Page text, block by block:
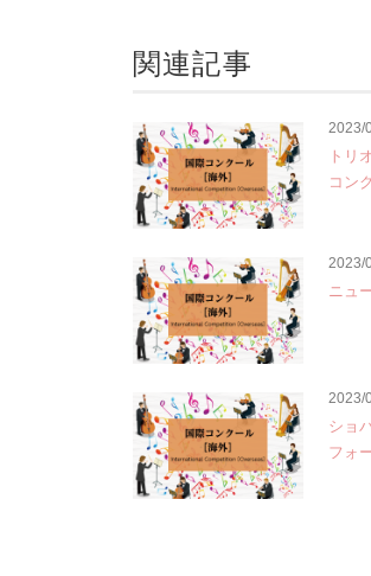
関連記事
2023/
トリ
コン
2023/
ニュ
2023/
ショ
フォ